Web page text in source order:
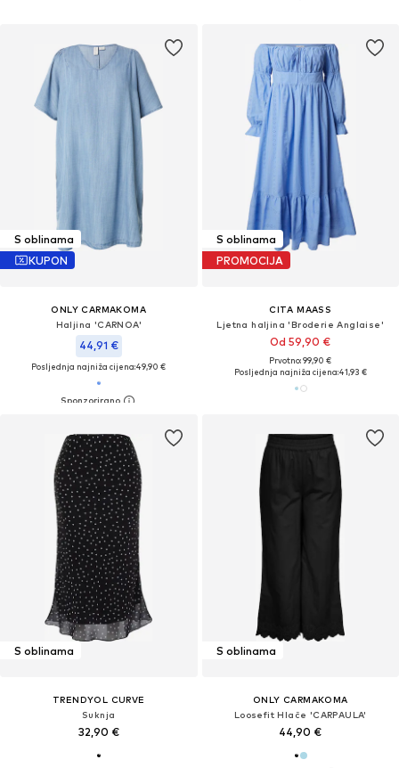
S oblinama
KUPON
ONLY CARMAKOMA
Haljina 'CARNOA'
44,91 €
Posljednja najniža cijena:49,90 €
S oblinama
PROMOCIJA
CITA MAASS
Ljetna haljina 'Broderie Anglaise'
Od 59,90 €
Prvotno: 99,90 €
Posljednja najniža cijena:41,93 €
S oblinama
TRENDYOL CURVE
Suknja
32,90 €
S oblinama
ONLY CARMAKOMA
Loosefit Hlače 'CARPAULA'
44,90 €